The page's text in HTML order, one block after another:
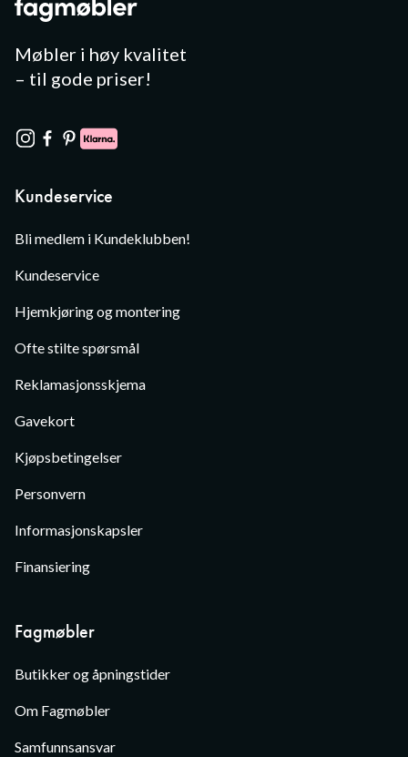
Møbler i høy kvalitet
– til gode priser!
Kundeservice
Bli medlem i Kundeklubben!
Kundeservice
Hjemkjøring og montering
Ofte stilte spørsmål
Reklamasjonsskjema
Gavekort
Kjøpsbetingelser
Personvern
Informasjonskapsler
Finansiering
Fagmøbler
Butikker og åpningstider
Om Fagmøbler
Samfunnsansvar